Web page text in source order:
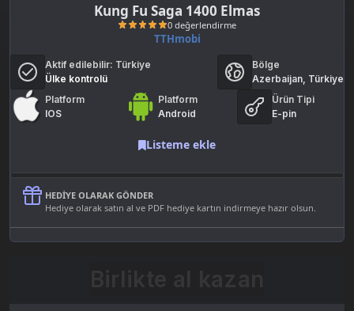
Kung Fu Saga 1400 Elmas
0 değerlendirme
TTHmobi
Aktif edilebilir: Türkiye
Ülke kontrolü
Bölge
Azerbaijan, Türkiye
Platform
IOS
Platform
Android
Ürün Tipi
E-pin
Listeme ekle
HEDIYE OLARAK GÖNDER
Hediye olarak satın al ve PDF hediye kartın indirmeye hazır olsun.